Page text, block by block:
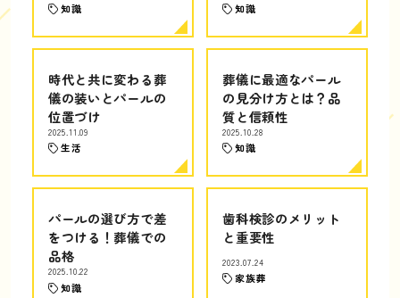
知識 知識
時代と共に変わる葬
儀の装いとパールの
位置づけ
2025.11.09
生活
葬儀に最適なパール
の見分け方とは？品
質と信頼性
2025.10.28
知識
パールの選び方で差
をつける！葬儀での
品格
2025.10.22
知識
歯科検診のメリット
と重要性
2023.07.24
家族葬